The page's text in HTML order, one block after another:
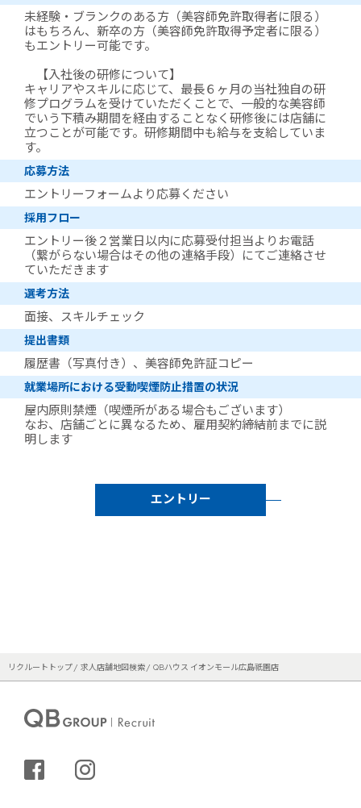
未経験・ブランクのある方（美容師免許取得者に限る）
はもちろん、新卒の方（美容師免許取得予定者に限る）
もエントリー可能です。
【入社後の研修について】
キャリアやスキルに応じて、最長６ヶ月の当社独自の研
修プログラムを受けていただくことで、一般的な美容師
でいう下積み期間を経由することなく研修後には店舗に
立つことが可能です。研修期間中も給与を支給していま
す。
応募方法
エントリーフォームより応募ください
採用フロー
エントリー後２営業日以内に応募受付担当よりお電話
（繋がらない場合はその他の連絡手段）にてご連絡させ
ていただきます
選考方法
面接、スキルチェック
提出書類
履歴書（写真付き）、美容師免許証コピー
就業場所における受動喫煙防止措置の状況
屋内原則禁煙（喫煙所がある場合もございます）
なお、店舗ごとに異なるため、雇用契約締結前までに説
明します
エントリー
リクルートトップ 求人店舗地図検索 QBハウス イオンモール広島祇園店
シェアする